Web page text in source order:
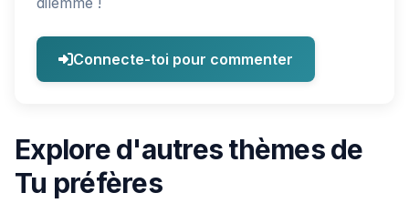
Connecte-toi pour commenter
Explore d'autres thèmes de
Tu préfères